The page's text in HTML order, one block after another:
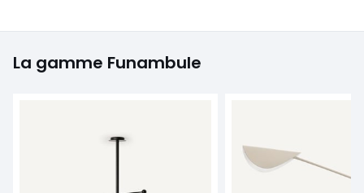
La gamme Funambule